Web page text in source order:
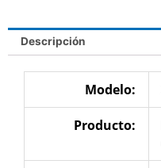
Descripción
Modelo:
Producto: